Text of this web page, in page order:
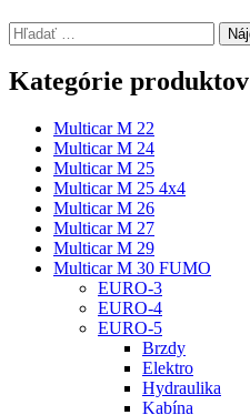
Hľadať:
Kategórie produktov
Multicar M 22
Multicar M 24
Multicar M 25
Multicar M 25 4x4
Multicar M 26
Multicar M 27
Multicar M 29
Multicar M 30 FUMO
EURO-3
EURO-4
EURO-5
Brzdy
Elektro
Hydraulika
Kabína